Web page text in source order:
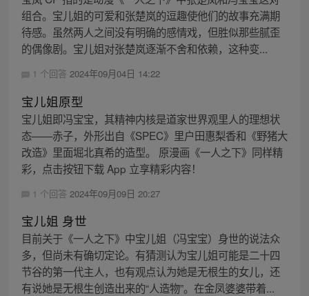
组合。宝儿姐的可爱和张楚岚的逗趣使他们的故事充满期
待感。虽然两人之间没有明确的感情戏，但胜似那些腻歪
的偶像剧。宝儿姐对张楚岚逐渐不舍和依赖，这种变...
1 个回答 2024年09月04日 14:22
宝儿姐原型
宝儿姐即冯宝宝，其精神内核是道家世界观里人的理想状
态——赤子，外形出自《SPEC》里户田惠梨香和《野猪大
改造》里面堀北真希的造型。 原漫画《一人之下》同样精
彩，点击按钮下载 App 立享精彩内容！
1 个回答 2024年09月09日 20:27
宝儿姐 身世
目前关于《一人之下》中宝儿姐（冯宝宝）身世的说法众
多，但尚未有确切定论。有猜测认为宝儿姐可能是二十四
节谷的第一代主人，也有观点认为她是无根生的女儿，还
有说她是无根生创造出来的“人造物”。在金凤婆婆带着...